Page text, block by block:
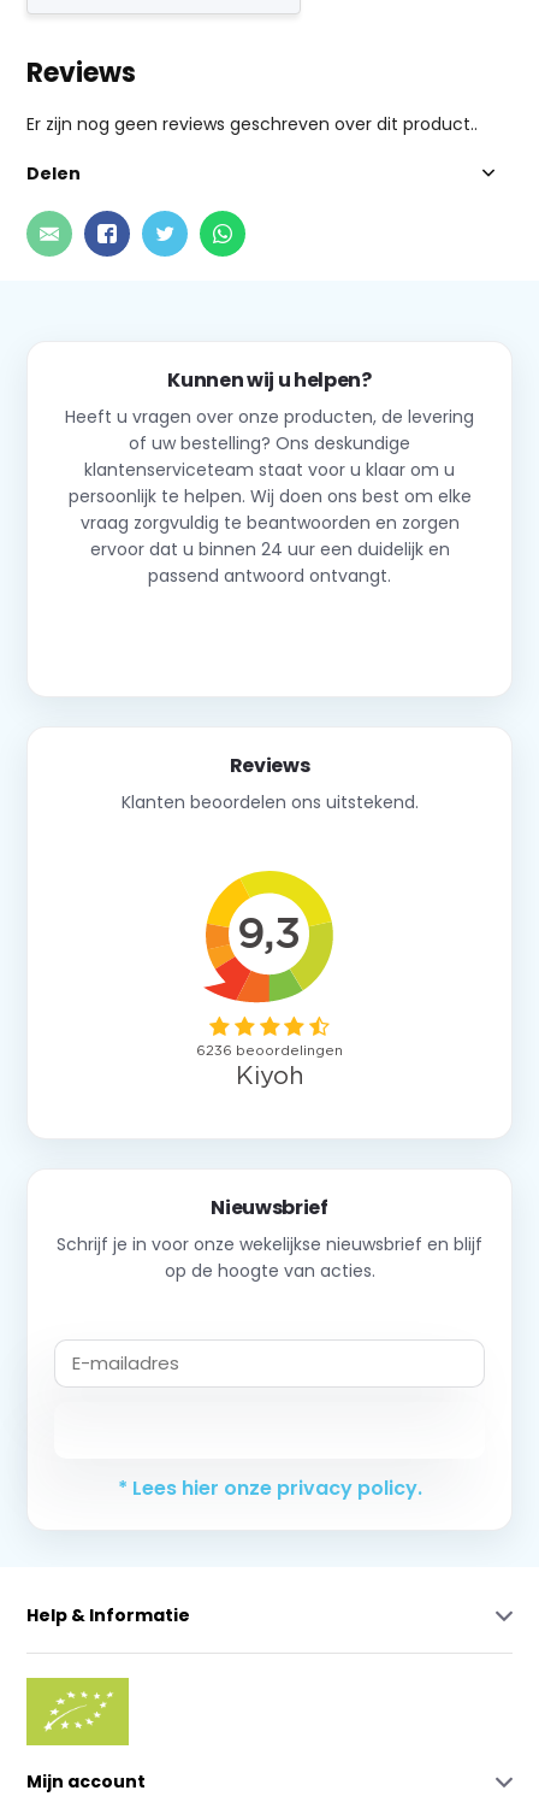
Reviews
Er zijn nog geen reviews geschreven over dit product..
Delen
Kunnen wij u helpen?
Heeft u vragen over onze producten, de levering
of uw bestelling? Ons deskundige
klantenserviceteam staat voor u klaar om u
persoonlijk te helpen. Wij doen ons best om elke
vraag zorgvuldig te beantwoorden en zorgen
ervoor dat u binnen 24 uur een duidelijk en
passend antwoord ontvangt.
Reviews
Klanten beoordelen ons uitstekend.
Nieuwsbrief
Schrijf je in voor onze wekelijkse nieuwsbrief en blijf
op de hoogte van acties.
* Lees hier onze privacy policy.
Help & Informatie
Mijn account